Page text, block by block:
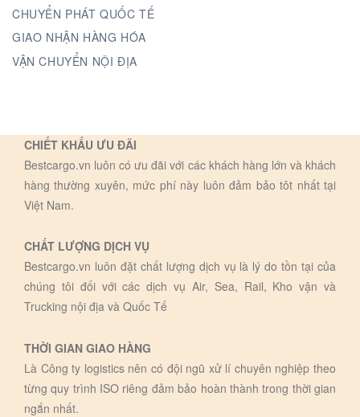
CHUYỂN PHÁT QUỐC TẾ
GIAO NHẬN HÀNG HÓA
VẬN CHUYỂN NỘI ĐỊA
CHIẾT KHẤU ƯU ĐÃI
Bestcargo.vn luôn có ưu đãi với các khách hàng lớn và khách
hàng thường xuyên, mức phí này luôn đảm bảo tôt nhất tại
Việt Nam.
CHẤT LƯỢNG DỊCH VỤ
Bestcargo.vn luôn đặt chất lượng dịch vụ là lý do tồn tại của
chúng tôi đối với các dịch vụ Air, Sea, Rail, Kho vận và
Trucking nội địa và Quốc Tế
THỜI GIAN GIAO HÀNG
Là Công ty logistics nên có đội ngũ xử lí chuyên nghiệp theo
từng quy trình ISO riêng đảm bảo hoàn thành trong thời gian
ngắn nhất.